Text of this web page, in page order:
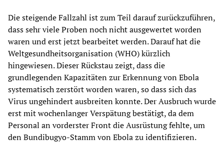
Die steigende Fallzahl ist zum Teil darauf zurückzuführen,
dass sehr viele Proben noch nicht ausgewertet worden
waren und erst jetzt bearbeitet werden. Darauf hat die
Weltgesundheitsorganisation (WHO) kürzlich
hingewiesen. Dieser Rückstau zeigt, dass die
grundlegenden Kapazitäten zur Erkennung von Ebola
systematisch zerstört worden waren, so dass sich das
Virus ungehindert ausbreiten konnte. Der Ausbruch wurde
erst mit wochenlanger Verspätung bestätigt, da dem
Personal an vorderster Front die Ausrüstung fehlte, um
den Bundibugyo-Stamm von Ebola zu identifizieren.